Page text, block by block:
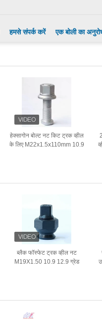
हमसे संपर्क करें एक बोली का
हेक्सागोन बोल्ट नट किट ट्रक व्हील
के लिए M22x1.5x110mm 10.9
ब्लैक फॉस्फेट ट्रक व्हील नट
M19X1.50 10.9 12.9 ग्रेड